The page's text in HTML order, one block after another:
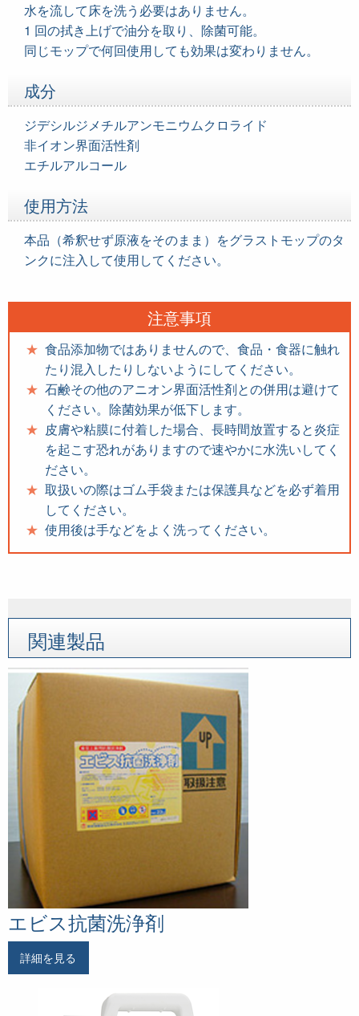
水を流して床を洗う必要はありません。
1 回の拭き上げで油分を取り、除菌可能。
同じモップで何回使用しても効果は変わりません。
成分
ジデシルジメチルアンモニウムクロライド
非イオン界面活性剤
エチルアルコール
使用方法
本品（希釈せず原液をそのまま）をグラストモップのタ
ンクに注入して使用してください。
注意事項
食品添加物ではありませんので、食品・食器に触れ
たり混入したりしないようにしてください。
石鹸その他のアニオン界面活性剤との併用は避けて
ください。除菌効果が低下します。
皮膚や粘膜に付着した場合、長時間放置すると炎症
を起こす恐れがありますので速やかに水洗いしてく
ださい。
取扱いの際はゴム手袋または保護具などを必ず着用
してください。
使用後は手などをよく洗ってください。
関連製品
エビス抗菌洗浄剤
詳細を見る